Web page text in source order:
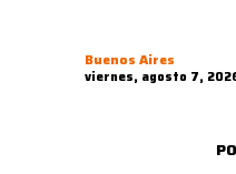
Buenos Aires
viernes, agosto 7,